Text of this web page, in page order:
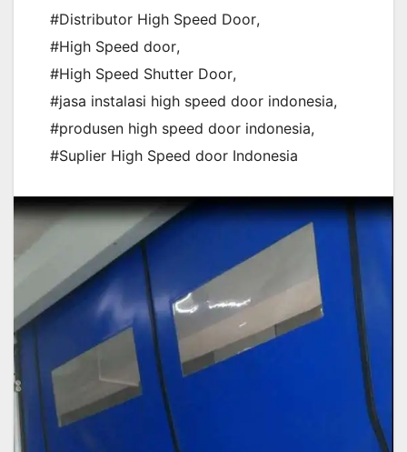
#Distributor High Speed Door,
#High Speed door,
#High Speed Shutter Door,
#jasa instalasi high speed door indonesia,
#produsen high speed door indonesia,
#Suplier High Speed door Indonesia